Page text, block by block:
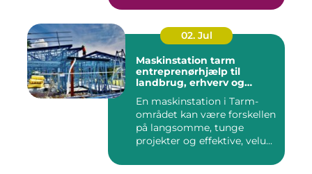
02. Jul
Maskinstation tarm
entreprenørhjælp til
landbrug, erhverv og
En maskinstation i Tarm-
området kan være forskellen
på langsomme, tunge
projekter og effektive, velu...